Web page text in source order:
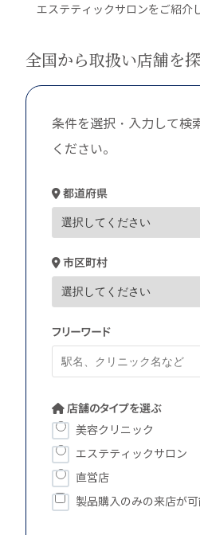
エステティックサロンをご紹介
全国から取扱い店舗を
条件を選択・入力して検
ください。
都道府県
市区町村
フリーワード
店舗のタイプを選ぶ
美容クリニック
エステティックサロン
直営店
製品購入のみの来店が